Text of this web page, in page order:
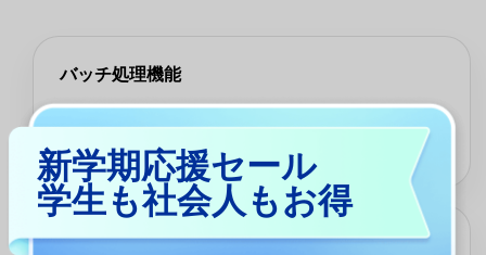
バッチ処理機能
複数のファイルを一度に処理し、効率的にインサイトを生成しま
す。ワークフローを簡素化し、データの比較や主要な指標の抽出
を容易にします。
柔軟なカスタマイズ
新学期応援セール
学生も社会人もお得